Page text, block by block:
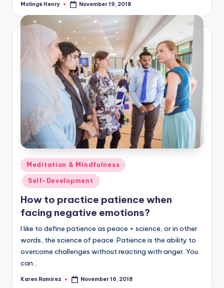
Posted
Molinge Henry November 19, 2018
Posted
in
Meditation & Mindfulness
Self-Development
How to practice patience when
facing negative emotions?
I like to define patience as peace + science, or in other
words, the science of peace. Patience is the ability to
overcome challenges without reacting with anger. You
can…
Posted
Karen Ramirez November 16, 2018